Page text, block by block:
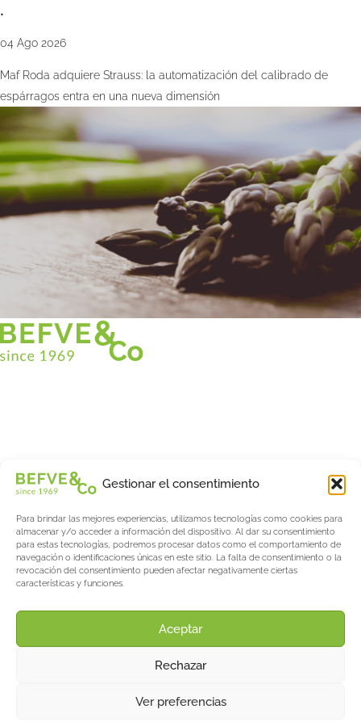
Gestionar el consentimiento
Para brindar las mejores experiencias, utilizamos tecnologías como cookies para
almacenar y/o acceder a información del dispositivo. Al dar su consentimiento
para estas tecnologías, podremos procesar datos como el comportamiento de
navegación o identificaciones únicas en este sitio. La falta de consentimiento o la
revocación del consentimiento pueden afectar negativamente ciertas
características y funciones.
Aceptar
Rechazar
Ver preferencias
•
04 Ago 2026
Maf Roda adquiere Strauss: la automatización del calibrado de
espárragos entra en una nueva dimensión
Befve & Co
Servicios
Fogonadura
Actualités & Evènements
El blog de espárragos y bayas